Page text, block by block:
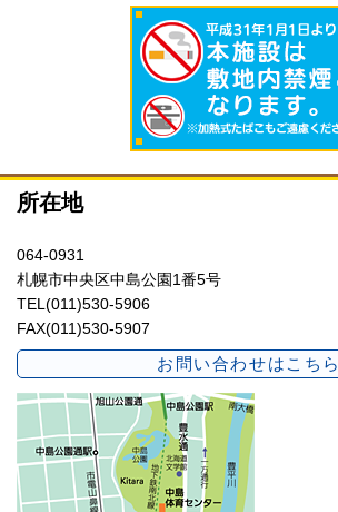
所在地
064-0931
札幌市中央区中島公園1番5号
TEL(011)530-5906
FAX(011)530-5907
お問い合わせはこちら